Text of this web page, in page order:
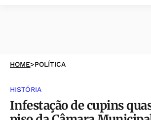
HOME>POLÍTICA
HISTÓRIA
Infestação de cupins